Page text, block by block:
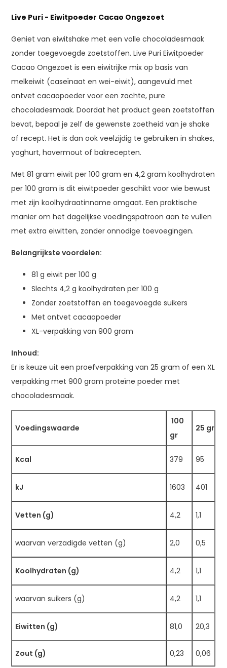
Live Puri - Eiwitpoeder Cacao Ongezoet
Geniet van eiwitshake met een volle chocoladesmaak
zonder toegevoegde zoetstoffen. Live Puri Eiwitpoeder
Cacao Ongezoet is een eiwitrijke mix op basis van
melkeiwit (caseïnaat en wei-eiwit), aangevuld met
ontvet cacaopoeder voor een zachte, pure
chocoladesmaak. Doordat het product geen zoetstoffen
bevat, bepaal je zelf de gewenste zoetheid van je shake
of recept. Het is dan ook veelzijdig te gebruiken in shakes,
yoghurt, havermout of bakrecepten.
Met 81 gram eiwit per 100 gram en 4,2 gram koolhydraten
per 100 gram is dit eiwitpoeder geschikt voor wie bewust
met zijn koolhydraatinname omgaat. Een praktische
manier om het dagelijkse voedingspatroon aan te vullen
met extra eiwitten, zonder onnodige toevoegingen.
Belangrijkste voordelen:
81 g eiwit per 100 g
Slechts 4,2 g koolhydraten per 100 g
Zonder zoetstoffen en toegevoegde suikers
Met ontvet cacaopoeder
XL-verpakking van 900 gram
Inhoud:
Er is keuze uit een proefverpakking van 25 gram of een XL
verpakking met 900 gram proteïne poeder met
chocoladesmaak.
Voedingswaarde
100
gr
25 gr
Kcal 379 95
kJ 1603 401
Vetten (g) 4,2 1,1
waarvan verzadigde vetten (g) 2,0 0,5
Koolhydraten (g) 4,2 1,1
waarvan suikers (g) 4,2 1,1
Eiwitten (g) 81,0 20,3
Zout (g) 0,23 0,06